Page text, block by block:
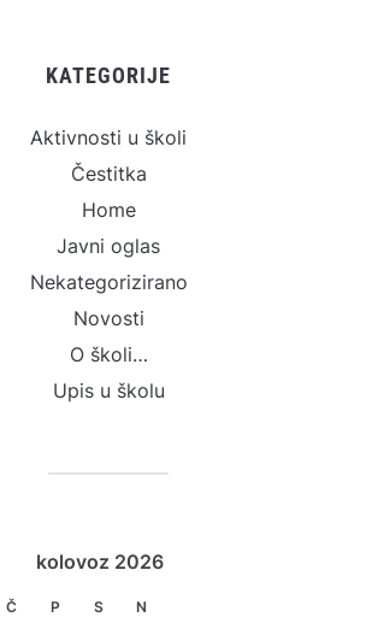
KATEGORIJE
Aktivnosti u školi
Čestitka
Home
Javni oglas
Nekategorizirano
Novosti
O školi…
Upis u školu
kolovoz 2026
Č P S N